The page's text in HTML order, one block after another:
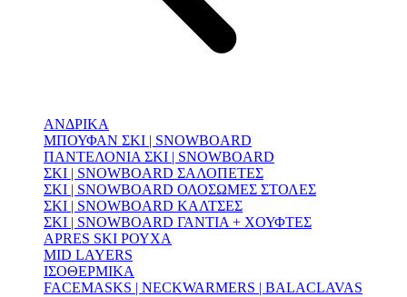
ΑΝΔΡΙΚΑ
ΜΠΟΥΦΑΝ ΣΚΙ | SNOWBOARD
ΠΑΝΤΕΛΟΝΙΑ ΣΚΙ | SNOWBOARD
ΣΚΙ | SNOWBOARD ΣΑΛΟΠΕΤΕΣ
ΣΚΙ | SNOWBOARD ΟΛΟΣΩΜΕΣ ΣΤΟΛΕΣ
ΣΚΙ | SNOWBOARD ΚΑΛΤΣΕΣ
ΣΚΙ | SNOWBOARD ΓΑΝΤΙΑ + ΧΟΥΦΤΕΣ
APRES SKI ΡΟΥΧΑ
MID LAYERS
ΙΣΟΘΕΡΜΙΚΑ
FACEMASKS | NECKWARMERS | BALACLAVAS